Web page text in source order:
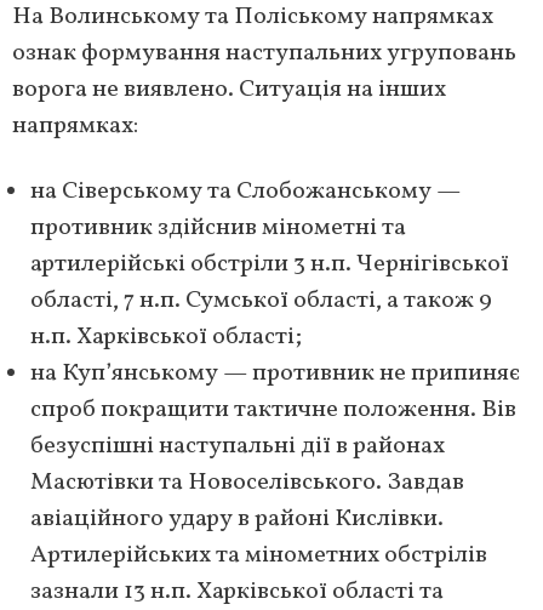
На Волинському та Поліському напрямках
ознак формування наступальних угруповань
ворога не виявлено. Ситуація на інших
напрямках:
на Сіверському та Слобожанському —
противник здійснив мінометні та
артилерійські обстріли 3 н.п. Чернігівської
області, 7 н.п. Сумської області, а також 9
н.п. Харківської області;
на Куп’янському — противник не припиняє
спроб покращити тактичне положення. Вів
безуспішні наступальні дії в районах
Масютівки та Новоселівського. Завдав
авіаційного удару в районі Кислівки.
Артилерійських та мінометних обстрілів
зазнали 13 н.п. Харківської області та